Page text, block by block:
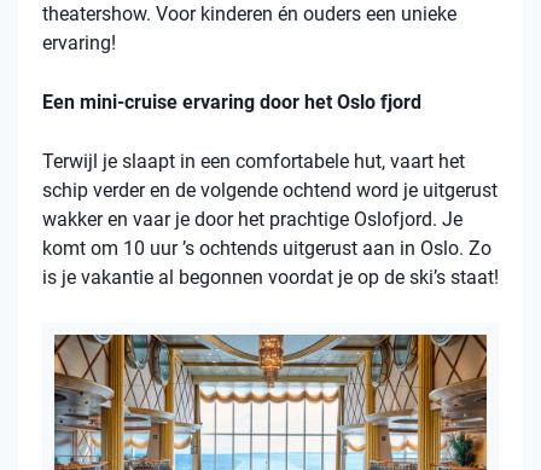
theatershow. Voor kinderen én ouders een unieke
ervaring!
Een mini-cruise ervaring door het Oslo fjord
Terwijl je slaapt in een comfortabele hut, vaart het
schip verder en de volgende ochtend word je uitgerust
wakker en vaar je door het prachtige Oslofjord. Je
komt om 10 uur ’s ochtends uitgerust aan in Oslo. Zo
is je vakantie al begonnen voordat je op de ski’s staat!